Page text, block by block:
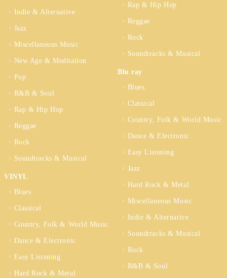
Indie & Alternative
Jazz
Miscellaneous Music
New Age & Meditation
Pop
R&B & Soul
Rap & Hip Hop
Reggae
Rock
Soundtracks & Musical
VINYL
Blues
Classical
Country, Folk & World Music
Dance & Electronic
Easy Listening
Hard Rock & Metal
Rap & Hip Hop
Reggae
Rock
Soundtracks & Musical
Blu ray
Blues
Classical
Country, Folk & World Music
Dance & Electronic
Easy Listening
Jazz
Hard Rock & Metal
Miscellaneous Music
Indie & Alternative
Soundtracks & Musical
Rock
R&B & Soul